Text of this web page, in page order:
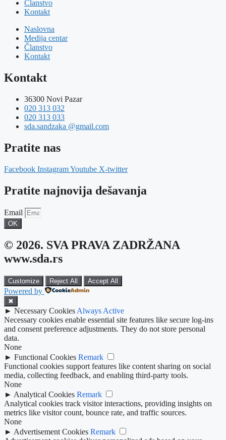
Članstvo
Kontakt
Naslovna
Medija centar
Članstvo
Kontakt
Kontakt
36300 Novi Pazar
020 313 032
020 313 033
sda.sandzaka @gmail.com
Pratite nas
Facebook InstagramYoutube X-twitter
Pratite najnovija dešavanja
Email
OK
© 2026. SVA PRAVA ZADRŽANA
www.sda.rs
Customize Reject All Accept All
Powered by
✖
► Necessary Cookies Always Active
Necessary cookies enable essential site features like secure log-ins
and consent preference adjustments. They do not store personal
data.
None
► Functional Cookies Remark
Functional cookies support features like content sharing on social
media, collecting feedback, and enabling third-party tools.
None
► Analytical Cookies Remark
Analytical cookies track visitor interactions, providing insights on
metrics like visitor count, bounce rate, and traffic sources.
None
► Advertisement Cookies Remark